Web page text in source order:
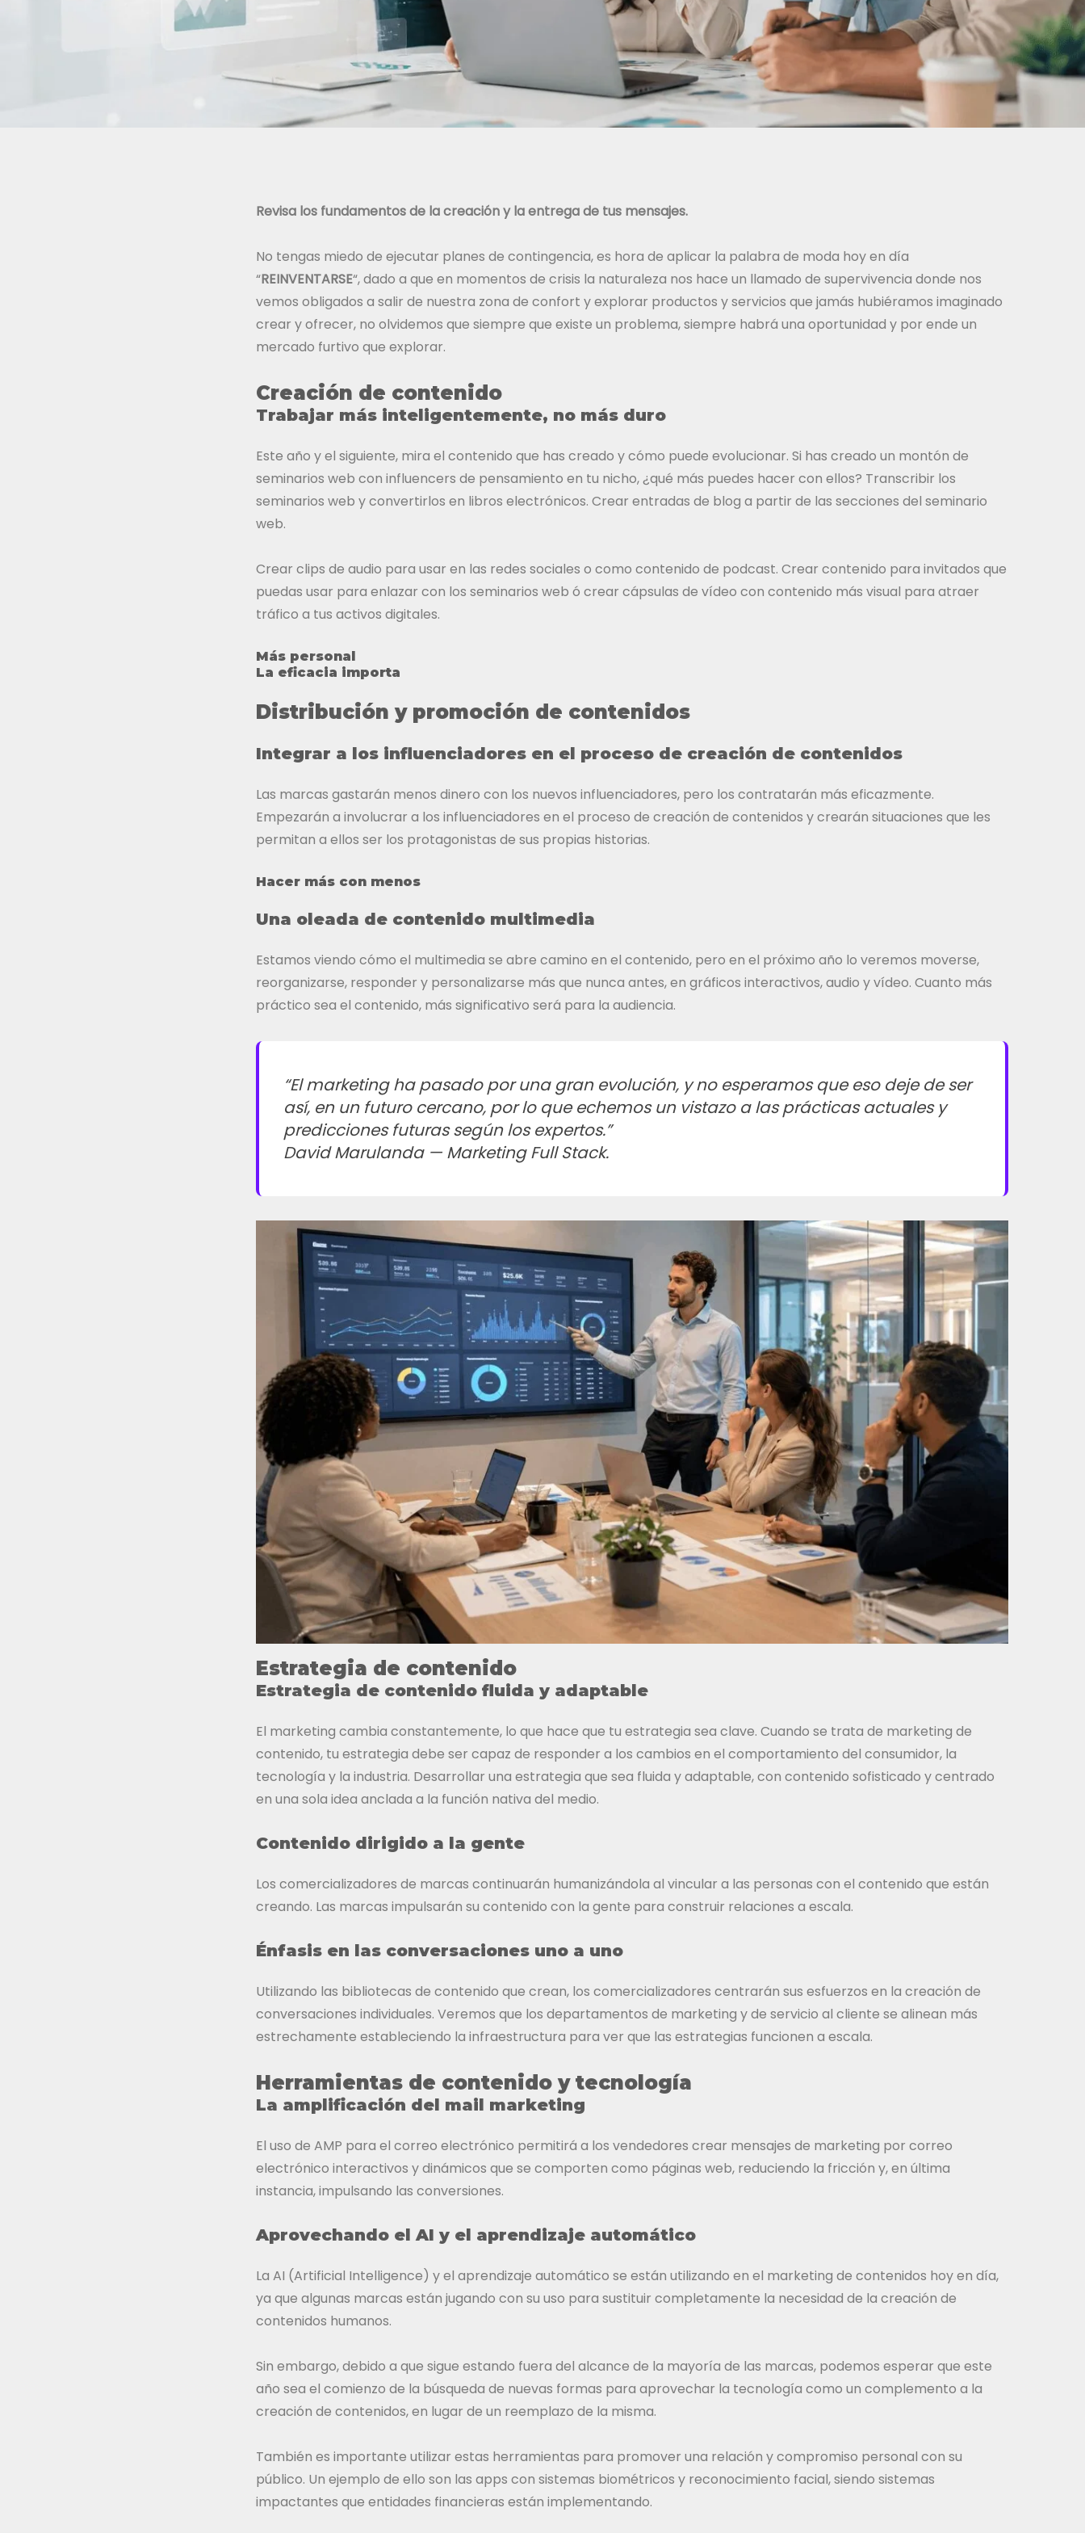
Revisa los fundamentos de la creación y la entrega de tus mensajes.
No tengas miedo de ejecutar planes de contingencia, es hora de aplicar la palabra de moda hoy en día
“REINVENTARSE“, dado a que en momentos de crisis la naturaleza nos hace un llamado de supervivencia donde nos
vemos obligados a salir de nuestra zona de confort y explorar productos y servicios que jamás hubiéramos imaginado
crear y ofrecer, no olvidemos que siempre que existe un problema, siempre habrá una oportunidad y por ende un
mercado furtivo que explorar.
Creación de contenido
Trabajar más inteligentemente, no más duro
Este año y el siguiente, mira el contenido que has creado y cómo puede evolucionar. Si has creado un montón de
seminarios web con influencers de pensamiento en tu nicho, ¿qué más puedes hacer con ellos? Transcribir los
seminarios web y convertirlos en libros electrónicos. Crear entradas de blog a partir de las secciones del seminario
web.
Crear clips de audio para usar en las redes sociales o como contenido de podcast. Crear contenido para invitados que
puedas usar para enlazar con los seminarios web ó crear cápsulas de vídeo con contenido más visual para atraer
tráfico a tus activos digitales.
Más personal
La eficacia importa
Distribución y promoción de contenidos
Integrar a los influenciadores en el proceso de creación de contenidos
Las marcas gastarán menos dinero con los nuevos influenciadores, pero los contratarán más eficazmente.
Empezarán a involucrar a los influenciadores en el proceso de creación de contenidos y crearán situaciones que les
permitan a ellos ser los protagonistas de sus propias historias.
Hacer más con menos
Una oleada de contenido multimedia
Estamos viendo cómo el multimedia se abre camino en el contenido, pero en el próximo año lo veremos moverse,
reorganizarse, responder y personalizarse más que nunca antes, en gráficos interactivos, audio y vídeo. Cuanto más
práctico sea el contenido, más significativo será para la audiencia.
“El marketing ha pasado por una gran evolución, y no esperamos que eso deje de ser
así, en un futuro cercano, por lo que echemos un vistazo a las prácticas actuales y
predicciones futuras según los expertos.”
David Marulanda — Marketing Full Stack.
Estrategia de contenido
Estrategia de contenido fluida y adaptable
El marketing cambia constantemente, lo que hace que tu estrategia sea clave. Cuando se trata de marketing de
contenido, tu estrategia debe ser capaz de responder a los cambios en el comportamiento del consumidor, la
tecnología y la industria. Desarrollar una estrategia que sea fluida y adaptable, con contenido sofisticado y centrado
en una sola idea anclada a la función nativa del medio.
Contenido dirigido a la gente
Los comercializadores de marcas continuarán humanizándola al vincular a las personas con el contenido que están
creando. Las marcas impulsarán su contenido con la gente para construir relaciones a escala.
Énfasis en las conversaciones uno a uno
Utilizando las bibliotecas de contenido que crean, los comercializadores centrarán sus esfuerzos en la creación de
conversaciones individuales. Veremos que los departamentos de marketing y de servicio al cliente se alinean más
estrechamente estableciendo la infraestructura para ver que las estrategias funcionen a escala.
Herramientas de contenido y tecnología
La amplificación del mail marketing
El uso de AMP para el correo electrónico permitirá a los vendedores crear mensajes de marketing por correo
electrónico interactivos y dinámicos que se comporten como páginas web, reduciendo la fricción y, en última
instancia, impulsando las conversiones.
Aprovechando el AI y el aprendizaje automático
La AI (Artificial Intelligence) y el aprendizaje automático se están utilizando en el marketing de contenidos hoy en día,
ya que algunas marcas están jugando con su uso para sustituir completamente la necesidad de la creación de
contenidos humanos.
Sin embargo, debido a que sigue estando fuera del alcance de la mayoría de las marcas, podemos esperar que este
año sea el comienzo de la búsqueda de nuevas formas para aprovechar la tecnología como un complemento a la
creación de contenidos, en lugar de un reemplazo de la misma.
También es importante utilizar estas herramientas para promover una relación y compromiso personal con su
público. Un ejemplo de ello son las apps con sistemas biométricos y reconocimiento facial, siendo sistemas
impactantes que entidades financieras están implementando.